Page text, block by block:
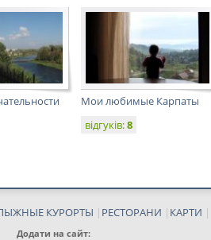
Мои любимые Карпаты
відгуків:8
КУРОРТЫ | РЕСТОРАНИ | КАРТИ |
Додати на сайт: